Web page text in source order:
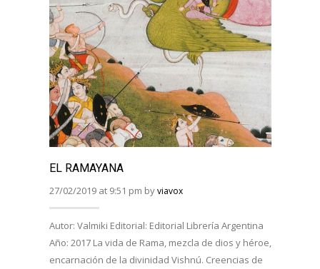
EL RAMAYANA
27/02/2019 at 9:51 pm byviavox
Autor: Valmiki Editorial: Editorial Librería Argentina
Año: 2017 La vida de Rama, mezcla de dios y héroe,
encarnación de la divinidad Vishnú. Creencias de